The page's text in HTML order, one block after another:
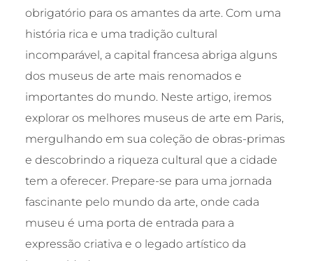
obrigatório para os amantes da arte. Com uma
história rica e uma tradição cultural
incomparável, a capital francesa abriga alguns
dos museus de arte mais renomados e
importantes do mundo. Neste artigo, iremos
explorar os melhores museus de arte em Paris,
mergulhando em sua coleção de obras-primas
e descobrindo a riqueza cultural que a cidade
tem a oferecer. Prepare-se para uma jornada
fascinante pelo mundo da arte, onde cada
museu é uma porta de entrada para a
expressão criativa e o legado artístico da